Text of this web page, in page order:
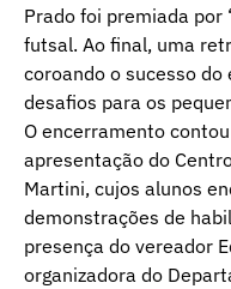
Prado foi premiada por
futsal. Ao final, uma
coroando o sucesso
desafios para os
O encerramento
apresentação do
Martini, cujos alunos
demonstrações de
presença do vereador
organizadora do